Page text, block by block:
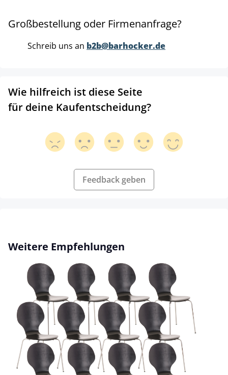
Großbestellung oder Firmenanfrage?
Schreib uns an b2b@barhocker.de
Wie hilfreich ist diese Seite
für deine Kaufentscheidung?
Feedback geben
Produktgalerie überspringen
Weitere Empfehlungen